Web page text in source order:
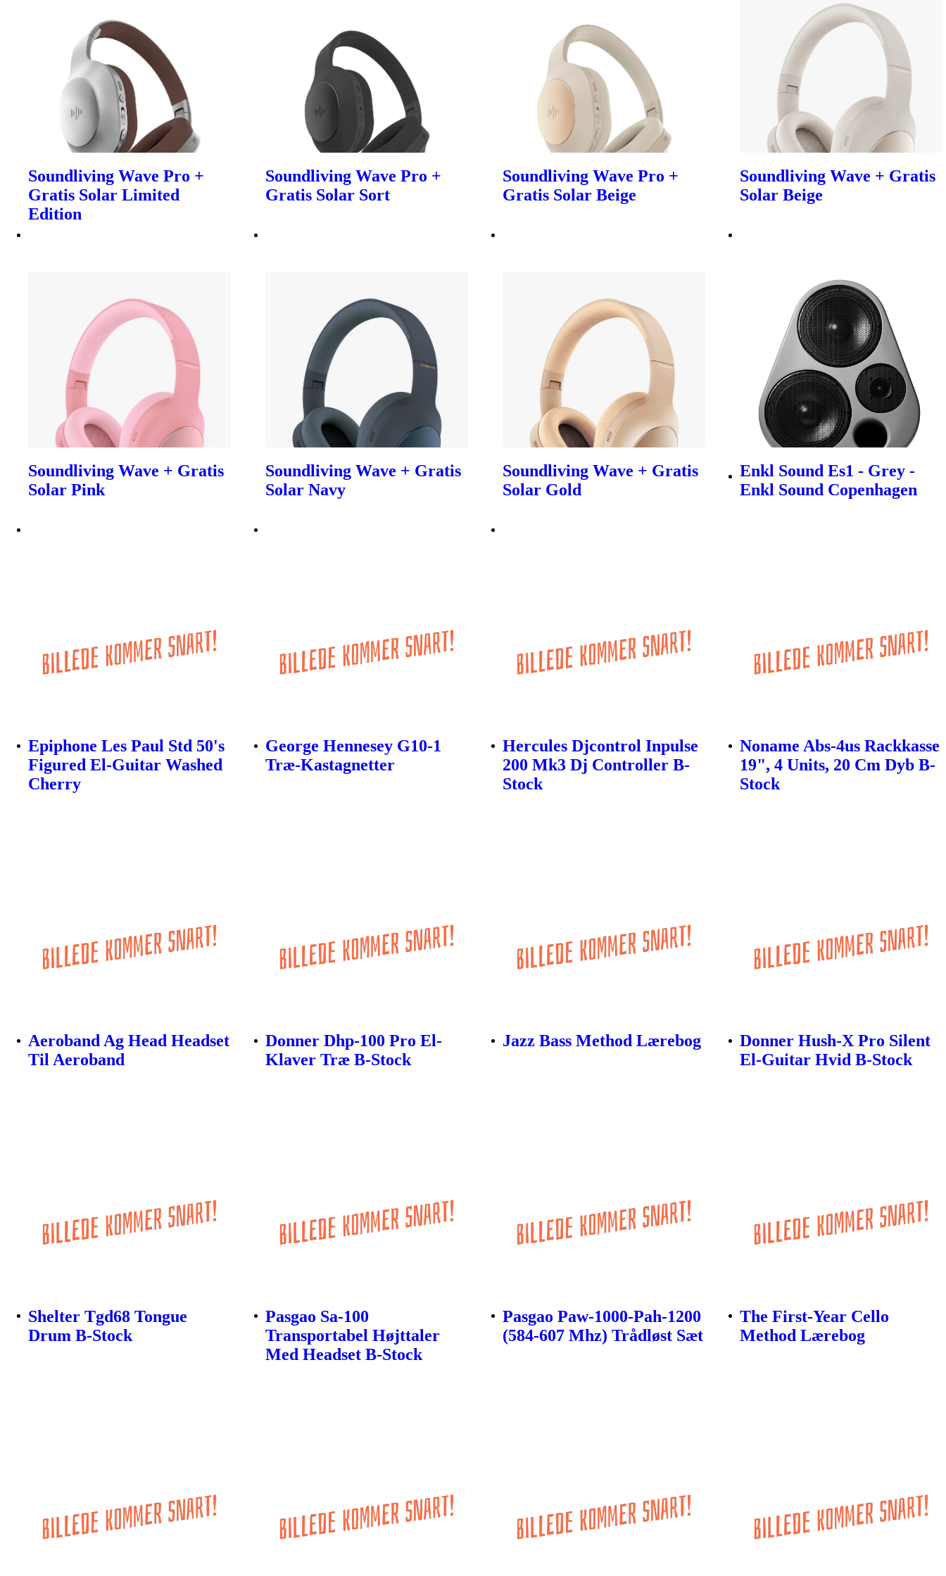
Soundliving Wave Pro +
Gratis Solar Limited
Edition
Soundliving Wave Pro +
Gratis Solar Sort
Soundliving Wave Pro +
Gratis Solar Beige
Soundliving Wave + Gratis
Solar Beige
Soundliving Wave + Gratis
Solar Pink
Soundliving Wave + Gratis
Solar Navy
Soundliving Wave + Gratis
Solar Gold
Enkl Sound Es1 - Grey -
Enkl Sound Copenhagen
Epiphone Les Paul Std 50's
Figured El-Guitar Washed
Cherry
George Hennesey G10-1
Træ-Kastagnetter
Hercules Djcontrol Inpulse
200 Mk3 Dj Controller B-
Stock
Noname Abs-4us Rackkasse
19", 4 Units, 20 Cm Dyb B-
Stock
Aeroband Ag Head Headset
Til Aeroband
Donner Dhp-100 Pro El-
Klaver Træ B-Stock
Jazz Bass Method Lærebog
Donner Hush-X Pro Silent
El-Guitar Hvid B-Stock
Shelter Tgd68 Tongue
Drum B-Stock
Pasgao Sa-100
Transportabel Højttaler
Med Headset B-Stock
Pasgao Paw-1000-Pah-1200
(584-607 Mhz) Trådløst Sæt
The First-Year Cello
Method Lærebog